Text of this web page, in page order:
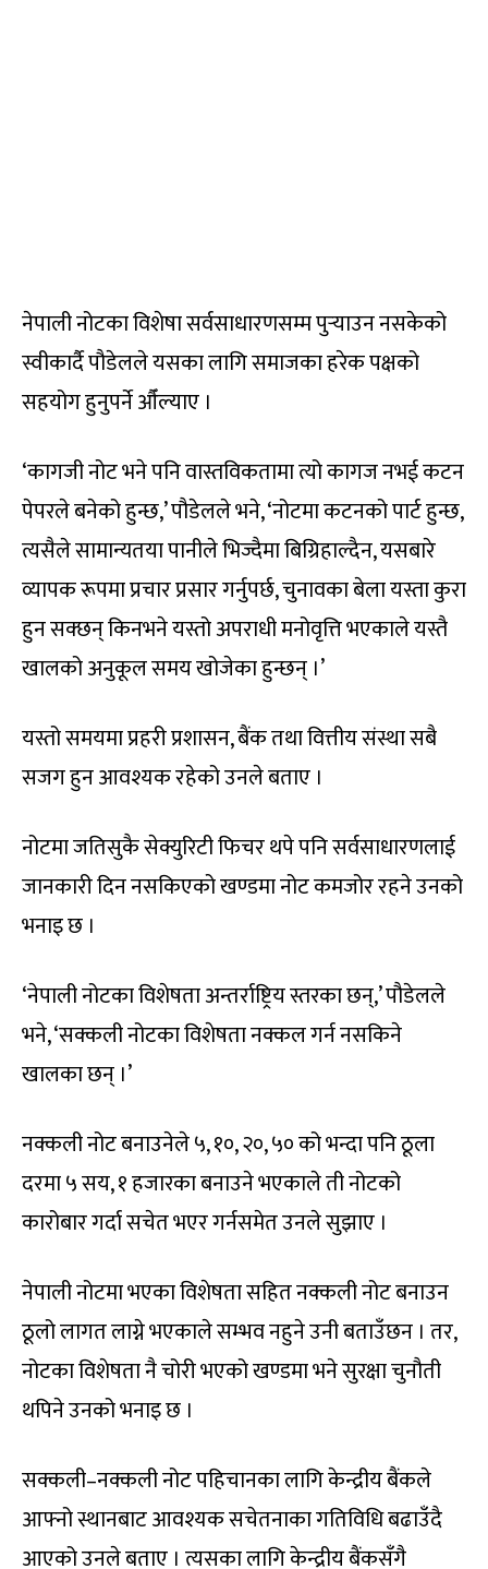
नेपाली नोटका विशेषा सर्वसाधारणसम्म पुर्‍याउन नसकेको
स्वीकार्दै पौडेलले यसका लागि समाजका हरेक पक्षको
सहयोग हुनुपर्ने औँल्याए ।
‘कागजी नोट भने पनि वास्तविकतामा त्यो कागज नभई कटन
पेपरले बनेको हुन्छ,’ पौडेलले भने, ‘नोटमा कटनको पार्ट हुन्छ,
त्यसैले सामान्यतया पानीले भिज्दैमा बिग्रिहाल्दैन, यसबारे
व्यापक रूपमा प्रचार प्रसार गर्नुपर्छ, चुनावका बेला यस्ता कुरा
हुन सक्छन् किनभने यस्तो अपराधी मनोवृत्ति भएकाले यस्तै
खालको अनुकूल समय खोजेका हुन्छन् ।’
यस्तो समयमा प्रहरी प्रशासन, बैंक तथा वित्तीय संस्था सबै
सजग हुन आवश्यक रहेको उनले बताए ।
नोटमा जतिसुकै सेक्युरिटी फिचर थपे पनि सर्वसाधारणलाई
जानकारी दिन नसकिएको खण्डमा नोट कमजोर रहने उनको
भनाइ छ ।
‘नेपाली नोटका विशेषता अन्तर्राष्ट्रिय स्तरका छन्,’ पौडेलले
भने, ‘सक्कली नोटका विशेषता नक्कल गर्न नसकिने
खालका छन् ।’
नक्कली नोट बनाउनेले ५, १०, २०, ५० को भन्दा पनि ठूला
दरमा ५ सय, १ हजारका बनाउने भएकाले ती नोटको
कारोबार गर्दा सचेत भएर गर्नसमेत उनले सुझाए ।
नेपाली नोटमा भएका विशेषता सहित नक्कली नोट बनाउन
ठूलो लागत लाग्ने भएकाले सम्भव नहुने उनी बताउँछन । तर,
नोटका विशेषता नै चोरी भएको खण्डमा भने सुरक्षा चुनौती
थपिने उनको भनाइ छ ।
सक्कली–नक्कली नोट पहिचानका लागि केन्द्रीय बैंकले
आफ्नो स्थानबाट आवश्यक सचेतनाका गतिविधि बढाउँदै
आएको उनले बताए । त्यसका लागि केन्द्रीय बैंकसँगै